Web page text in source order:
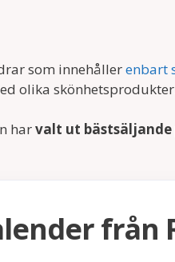
som innehållerenbart
olika
harvalt ut
från